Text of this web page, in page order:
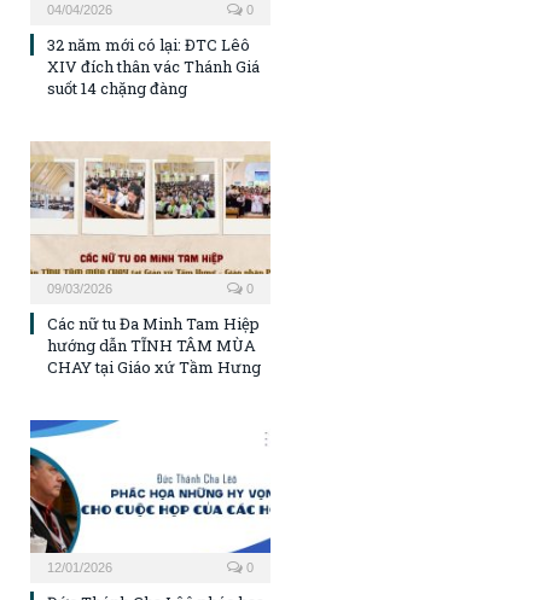
04/04/2026 0
32 năm mới có lại: ĐTC Lêô
XIV đích thân vác Thánh Giá
suốt 14 chặng đàng
09/03/2026 0
Các nữ tu Đa Minh Tam Hiệp
hướng dẫn TĨNH TÂM MÙA
CHAY tại Giáo xứ Tầm Hưng
12/01/2026 0